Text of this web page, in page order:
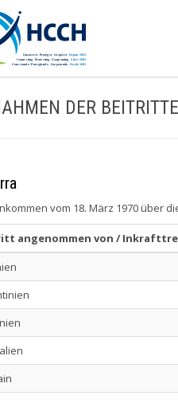
DER BEITRITTE
vom 18. März 1970 über
angenommen von /